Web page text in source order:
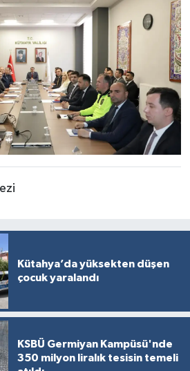
Kütahya’da yüksekten düşen
çocuk yaralandı
KSBÜ Germiyan Kampüsü'nde
350 milyon liralık tesisin temeli